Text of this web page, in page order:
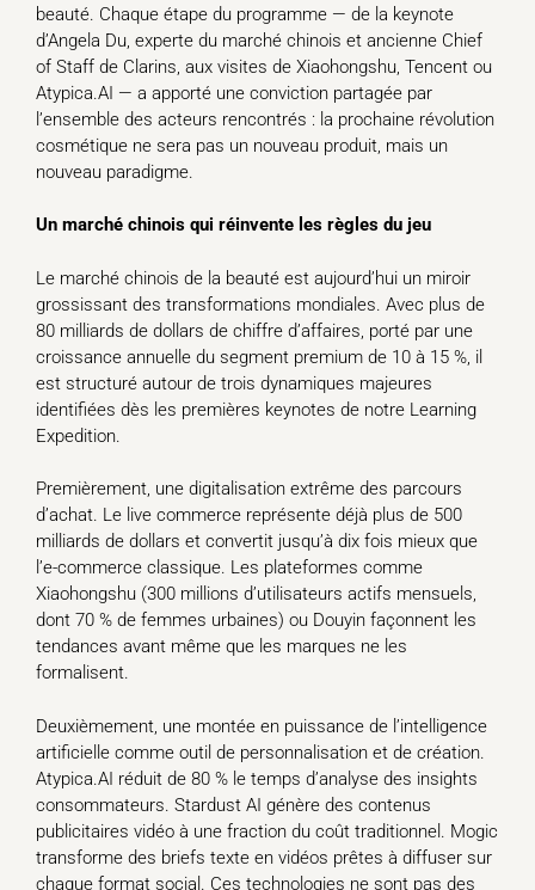
beauté. Chaque étape du programme — de la keynote
d’Angela Du, experte du marché chinois et ancienne Chief
of Staff de Clarins, aux visites de Xiaohongshu, Tencent ou
Atypica.AI — a apporté une conviction partagée par
l’ensemble des acteurs rencontrés : la prochaine révolution
cosmétique ne sera pas un nouveau produit, mais un
nouveau paradigme.
Un marché chinois qui réinvente les règles du jeu
Le marché chinois de la beauté est aujourd’hui un miroir
grossissant des transformations mondiales. Avec plus de
80 milliards de dollars de chiffre d’affaires, porté par une
croissance annuelle du segment premium de 10 à 15 %, il
est structuré autour de trois dynamiques majeures
identifiées dès les premières keynotes de notre Learning
Expedition.
Premièrement, une digitalisation extrême des parcours
d’achat. Le live commerce représente déjà plus de 500
milliards de dollars et convertit jusqu’à dix fois mieux que
l’e-commerce classique. Les plateformes comme
Xiaohongshu (300 millions d’utilisateurs actifs mensuels,
dont 70 % de femmes urbaines) ou Douyin façonnent les
tendances avant même que les marques ne les
formalisent.
Deuxièmement, une montée en puissance de l’intelligence
artificielle comme outil de personnalisation et de création.
Atypica.AI réduit de 80 % le temps d’analyse des insights
consommateurs. Stardust AI génère des contenus
publicitaires vidéo à une fraction du coût traditionnel. Mogic
transforme des briefs texte en vidéos prêtes à diffuser sur
chaque format social. Ces technologies ne sont pas des